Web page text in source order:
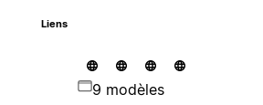
Liens
9 modèles